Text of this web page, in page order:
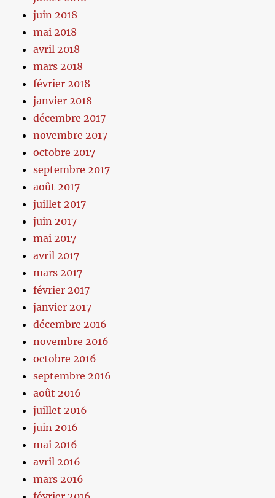
juin 2018
mai 2018
avril 2018
mars 2018
février 2018
janvier 2018
décembre 2017
novembre 2017
octobre 2017
septembre 2017
août 2017
juillet 2017
juin 2017
mai 2017
avril 2017
mars 2017
février 2017
janvier 2017
décembre 2016
novembre 2016
octobre 2016
septembre 2016
août 2016
juillet 2016
juin 2016
mai 2016
avril 2016
mars 2016